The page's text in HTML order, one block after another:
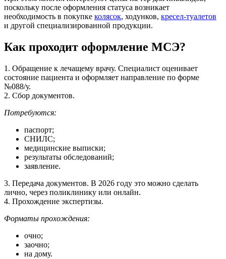
поскольку после оформления статуса возникает
необходимость в покупке колясок, ходунков, кресел-туалетов
и другой специализированной продукции.
Как проходит оформление МСЭ?
1. Обращение к лечащему врачу. Специалист оценивает
состояние пациента и оформляет направление по форме
№088/у.
2. Сбор документов.
Потребуются:
паспорт;
СНИЛС;
медицинские выписки;
результаты обследований;
заявление.
3. Передача документов. В 2026 году это можно сделать
лично, через поликлинику или онлайн.
4. Прохождение экспертизы.
Форматы прохождения:
очно;
заочно;
на дому.